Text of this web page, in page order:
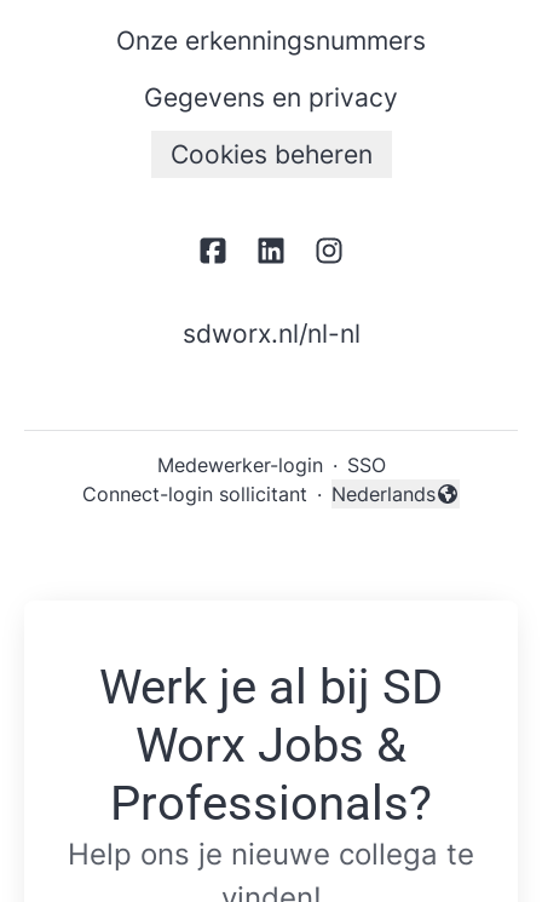
Onze erkenningsnummers
Gegevens en privacy
Cookies beheren
sdworx.nl/nl-nl
Medewerker-login · SSO
Connect-login sollicitant ·
Taal wijzigen
Nederlands
Werk je al bij SD
Worx Jobs &
Professionals?
Help ons je nieuwe collega te